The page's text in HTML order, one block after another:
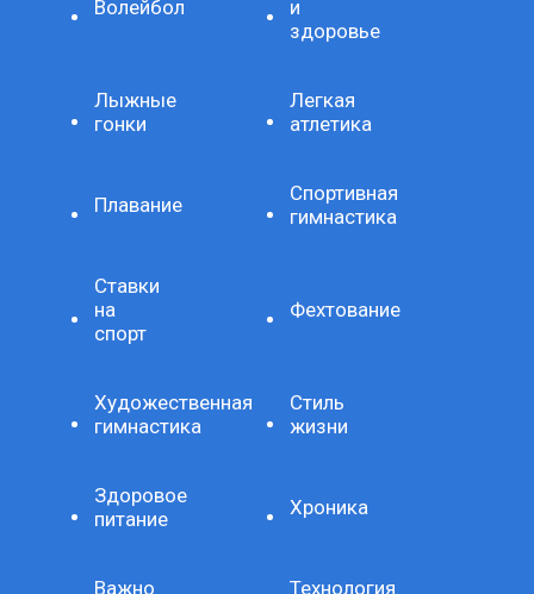
Волейбол
и
здоровье
Лыжные
гонки
Легкая
атлетика
Плавание
Спортивная
гимнастика
Ставки
на
спорт
Фехтование
Художественная
гимнастика
Стиль
жизни
Здоровое
питание
Хроника
Важно Технология